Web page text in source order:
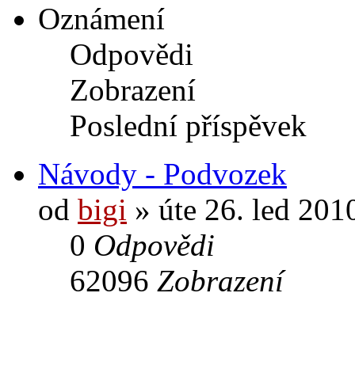
Oznámení
Odpovědi
Zobrazení
Poslední příspěvek
Návody - Podvozek
od bigi » úte 26. led
0 Odpovědi
62096 Zobrazení